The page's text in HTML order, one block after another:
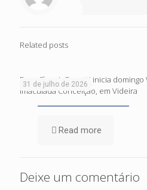
Related posts
31 de julho de 2026
Dom Cleocir Bonetti inicia domingo
Imaculada Conceição, em Videira
Read more
Deixe um comentário